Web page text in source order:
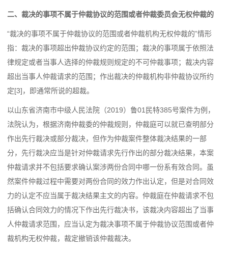
二、裁决的事项不属于仲裁协议的范围或者仲裁委员会无权仲裁的
“裁决的事项不属于仲裁协议的范围或者仲裁机构无权仲裁的”情形
指：裁决的事项超出仲裁协议约定的范围；裁决的事项属于依照法
律规定或者当事人选择的仲裁规则规定的不可仲裁事项；裁决内容
超出当事人仲裁请求的范围；作出裁决的仲裁机构非仲裁协议所约
定[3]，即通常所说的超裁。
以山东省济南市中级人民法院（2019）鲁01民特385号案件为例，
法院认为，根据济南仲裁委的仲裁规则，仲裁庭可以就已查明部分
作出先行裁决或部分裁决，但作为仲裁案件整体裁决结果的一部
分，先行裁决应当是针对仲裁请求先行作出的部分裁决结果，本案
仲裁请求并不包括要求确认案涉两份合同中哪一份系有效合同。虽
然案件仲裁过程中需要对两份合同的效力作出认定，但是对合同效
力的认定不应当属于裁决结果主文的内容。仲裁庭在仲裁请求不包
括确认合同效力的情况下作出先行裁决书，该裁决内容超出了当事
人仲裁请求范围，应当认定为裁决事项不属于仲裁协议范围或者仲
裁机构无权仲裁，裁定撤销该仲裁裁决。